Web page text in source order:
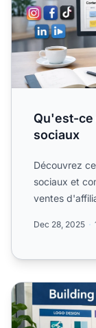
Qu'est-ce
sociaux
Découvrez
sociaux et
ventes
Dec 28, 2025
utiliser les